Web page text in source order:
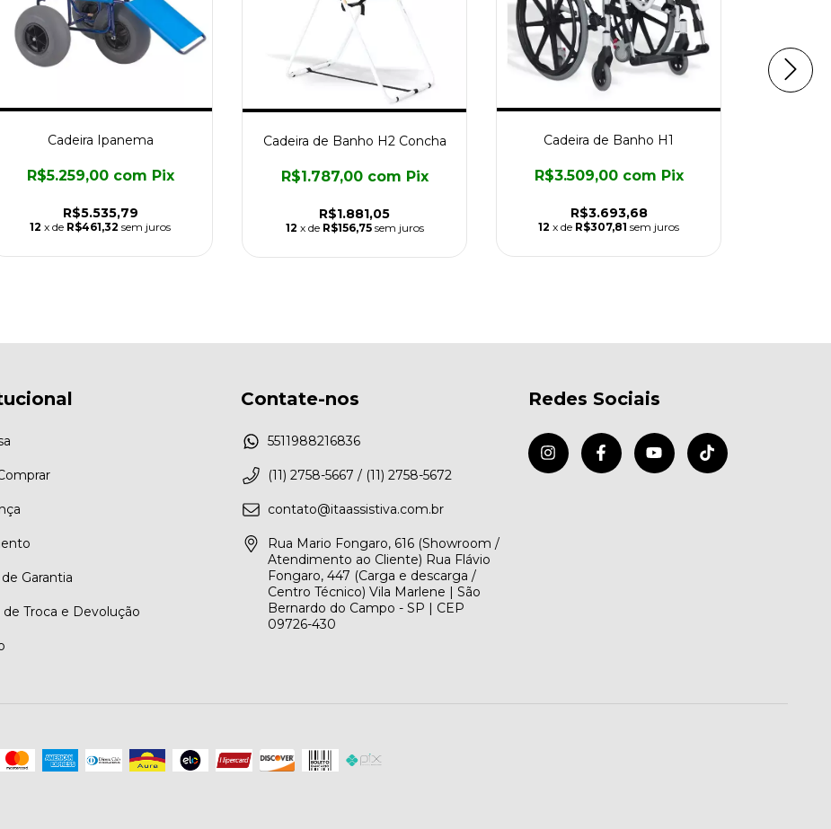
Cadeira Ipanema
R$5.535,79
R$5.259,00 com Pix
12 x de R$461,32 sem juros
Cadeira de Banho H2 Concha
R$1.881,05
R$1.787,00 com Pix
12 x de R$156,75 sem juros
Cadeira de Banho H1
R$3.693,68
R$3.509,00 com Pix
12 x de R$307,81 sem juros
Garantia
de Troca e Devolução
Contate-nos
5511988216836
(11) 2758-5667 / (11) 2758-5672
contato@itaassistiva.com.br
Rua Mario Fongaro, 616 (Showroom /
Atendimento ao Cliente) Rua Flávio
Fongaro, 447 (Carga e descarga /
Centro Técnico) Vila Marlene | São
Bernardo do Campo - SP | CEP
09726-430
Redes Sociais